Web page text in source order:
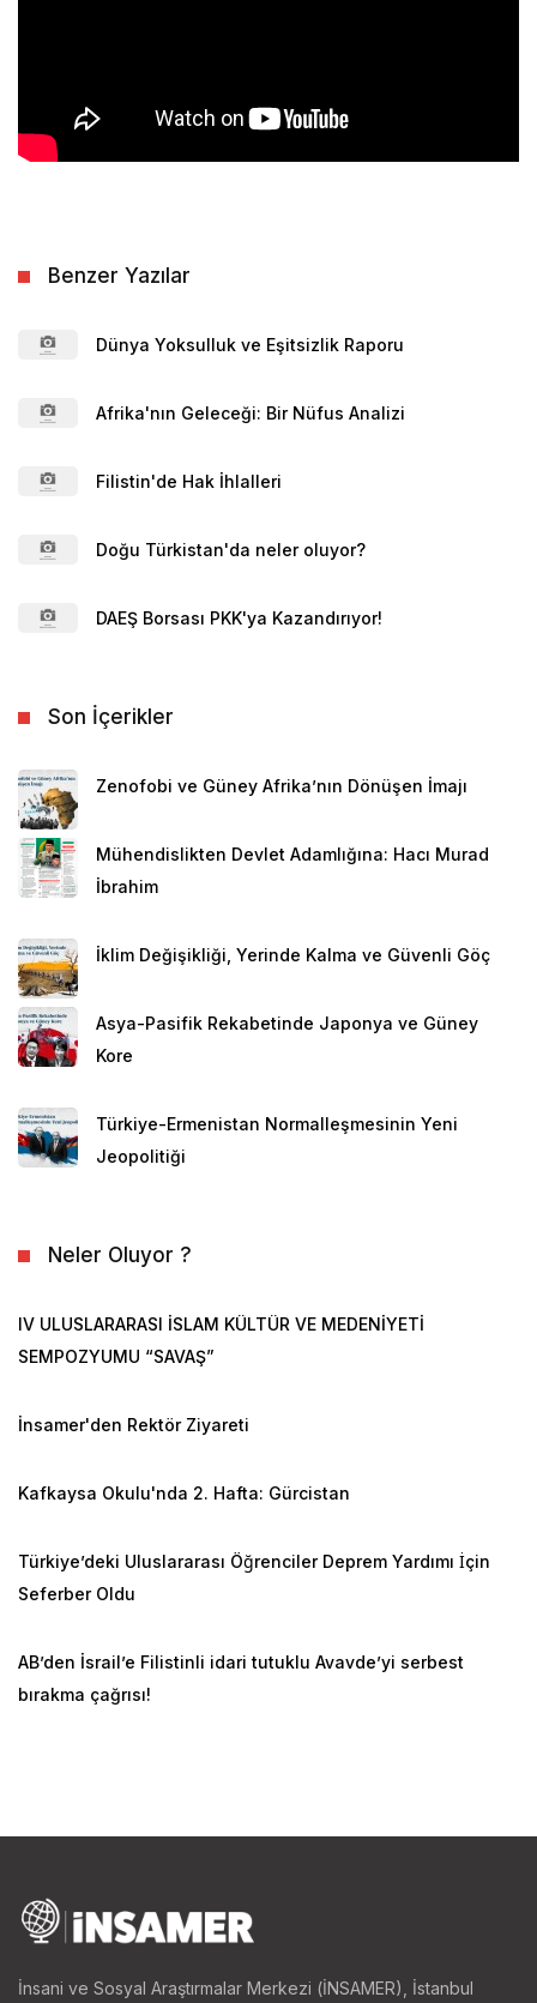
Benzer Yazılar
Dünya Yoksulluk ve Eşitsizlik Raporu
Afrika'nın Geleceği: Bir Nüfus Analizi
Filistin'de Hak İhlalleri
Doğu Türkistan'da neler oluyor?
DAEŞ Borsası PKK'ya Kazandırıyor!
Son İçerikler
Zenofobi ve Güney Afrika’nın Dönüşen İmajı
Mühendislikten Devlet Adamlığına: Hacı Murad
İbrahim
İklim Değişikliği, Yerinde Kalma ve Güvenli Göç
Asya-Pasifik Rekabetinde Japonya ve Güney
Kore
Türkiye-Ermenistan Normalleşmesinin Yeni
Jeopolitiği
Neler Oluyor ?
IV ULUSLARARASI İSLAM KÜLTÜR VE MEDENİYETİ
SEMPOZYUMU “SAVAŞ”
İnsamer'den Rektör Ziyareti
Kafkaysa Okulu'nda 2. Hafta: Gürcistan
Türkiye’deki Uluslararası Öğrenciler Deprem Yardımı İçin
Seferber Oldu
AB’den İsrail’e Filistinli idari tutuklu Avavde’yi serbest
bırakma çağrısı!
İnsani ve Sosyal Araştırmalar Merkezi (İNSAMER), İstanbul